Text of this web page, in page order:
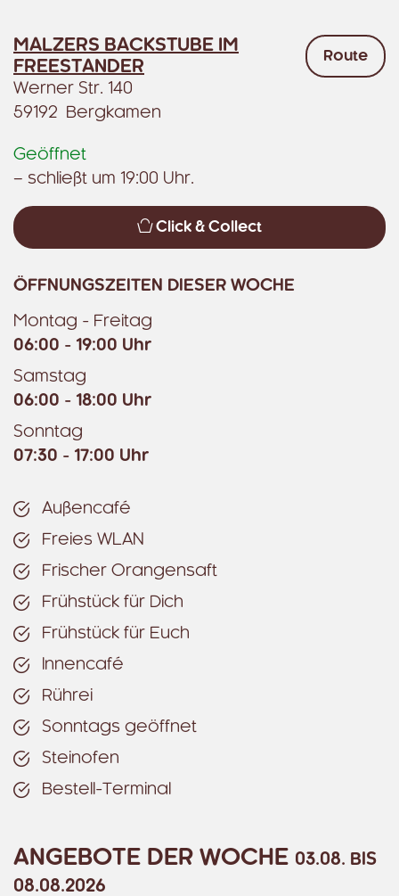
MALZERS BACKSTUBE IM
FREESTANDER
Werner Str. 140
59192 Bergkamen
Route
Geöffnet
– schließt um 19:00 Uhr.
Click & Collect
ÖFFNUNGSZEITEN DIESER WOCHE
Montag - Freitag
06:00 - 19:00 Uhr
Samstag
06:00 - 18:00 Uhr
Sonntag
07:30 - 17:00 Uhr
Außencafé
Freies WLAN
Frischer Orangensaft
Frühstück für Dich
Frühstück für Euch
Innencafé
Rührei
Sonntags geöffnet
Steinofen
Bestell-Terminal
ANGEBOTE DER WOCHE 03.08. BIS
08.08.2026